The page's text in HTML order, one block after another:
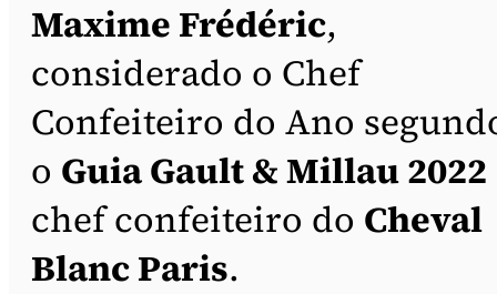
Maxime Frédéric,
considerado o Chef
Confeiteiro do Ano
o Guia Gault & Millau 2022
chef confeiteiro do Cheval
Blanc Paris.